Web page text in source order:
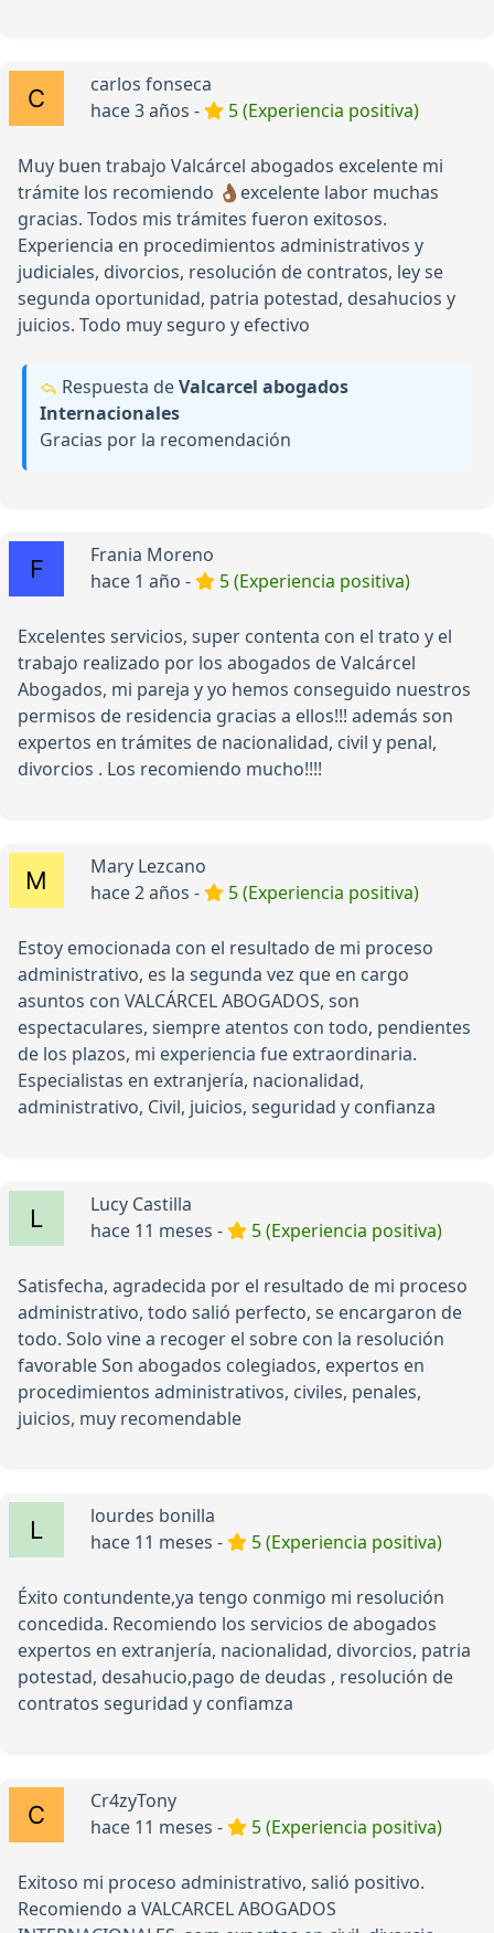
carlos fonseca
hace 3 años -
5 (Experiencia positiva)
Muy buen trabajo Valcárcel abogados excelente mi
trámite los recomiendo 👌🏾excelente labor muchas
gracias. Todos mis trámites fueron exitosos.
Experiencia en procedimientos administrativos y
judiciales, divorcios, resolución de contratos, ley se
segunda oportunidad, patria potestad, desahucios y
juicios. Todo muy seguro y efectivo
Respuesta deValcarcel abogados
Internacionales
Gracias por la recomendación
Frania Moreno
hace 1 año -
5 (Experiencia positiva)
Excelentes servicios, super contenta con el trato y el
trabajo realizado por los abogados de Valcárcel
Abogados, mi pareja y yo hemos conseguido nuestros
permisos de residencia gracias a ellos!!! además son
expertos en trámites de nacionalidad, civil y penal,
divorcios . Los recomiendo mucho!!!!
Mary Lezcano
hace 2 años -
5 (Experiencia positiva)
Estoy emocionada con el resultado de mi proceso
administrativo, es la segunda vez que en cargo
asuntos con VALCÁRCEL ABOGADOS, son
espectaculares, siempre atentos con todo, pendientes
de los plazos, mi experiencia fue extraordinaria.
Especialistas en extranjería, nacionalidad,
administrativo, Civil, juicios, seguridad y confianza
Lucy Castilla
hace 11 meses -
5 (Experiencia positiva)
Satisfecha, agradecida por el resultado de mi proceso
administrativo, todo salió perfecto, se encargaron de
todo. Solo vine a recoger el sobre con la resolución
favorable Son abogados colegiados, expertos en
procedimientos administrativos, civiles, penales,
juicios, muy recomendable
lourdes bonilla
hace 11 meses -
5 (Experiencia positiva)
Éxito contundente,ya tengo conmigo mi resolución
concedida. Recomiendo los servicios de abogados
expertos en extranjería, nacionalidad, divorcios, patria
potestad, desahucio,pago de deudas , resolución de
contratos seguridad y confiamza
Cr4zyTony
hace 11 meses -
5 (Experiencia positiva)
Exitoso mi proceso administrativo, salió positivo.
Recomiendo a VALCARCEL ABOGADOS